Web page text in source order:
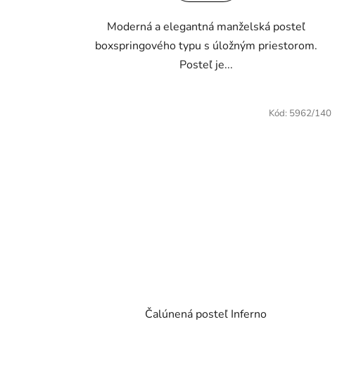
hviezdičiek.
Moderná a elegantná manželská posteľ
boxspringového typu s úložným priestorom.
Posteľ je...
Čalúnená posteľ Inferno
Kód: 5962/140